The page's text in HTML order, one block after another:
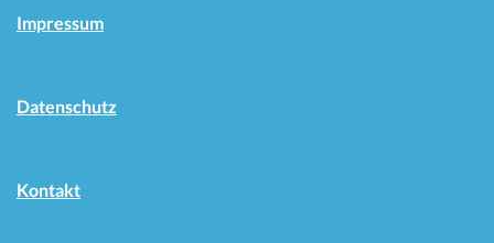
Impressum
Datenschutz
Kontakt